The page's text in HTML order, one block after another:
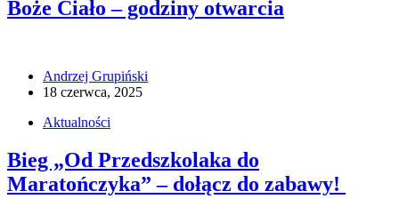
Boże Ciało – godziny otwarcia
Andrzej Grupiński
18 czerwca, 2025
Aktualności
Bieg „Od Przedszkolaka do
Maratończyka” – dołącz do zabawy!